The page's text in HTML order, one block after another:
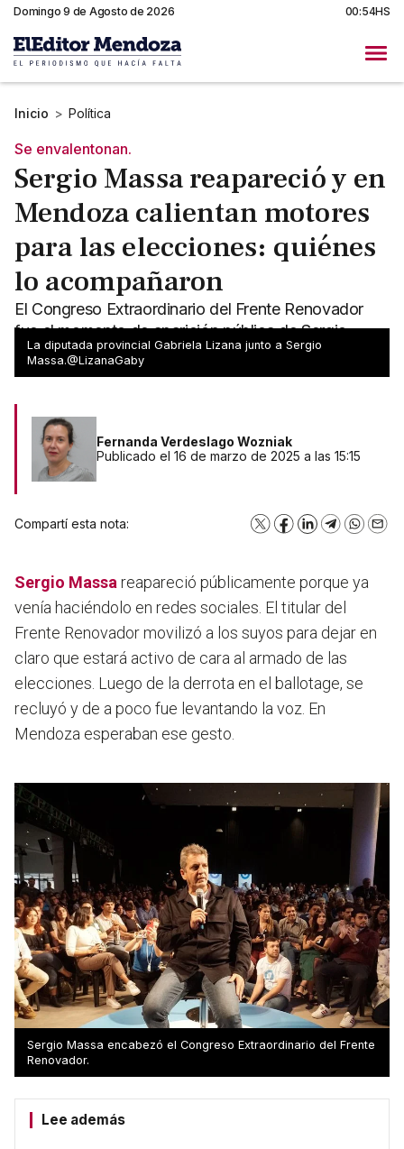
Domingo 9 de Agosto de 2026 00:54HS
Inicio > Política
Se envalentonan.
Sergio Massa reapareció y en
Mendoza calientan motores
para las elecciones: quiénes
lo acompañaron
El Congreso Extraordinario del Frente Renovador
fue el momento de aparición pública de Sergio
Massa. El partido se reorganiza en Mendoza.
La diputada provincial Gabriela Lizana junto a Sergio
Massa.@LizanaGaby
Fernanda Verdeslago Wozniak
Publicado el 16 de marzo de 2025 a las 15:15
Compartí esta nota: X Facebook
LinkedInTelegram
Sergio Massa reapareció públicamente porque ya
venía haciéndolo en redes sociales. El titular del
Frente Renovador movilizó a los suyos para dejar en
claro que estará activo de cara al armado de las
elecciones. Luego de la derrota en el ballotage, se
recluyó y de a poco fue levantando la voz. En
Mendoza esperaban ese gesto.
Sergio Massa encabezó el Congreso Extraordinario del Frente
Renovador.
Lee además